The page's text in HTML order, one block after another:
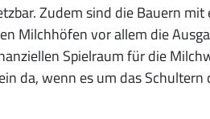
Zudem sind die Bauern
Milchhöfen vor allem die
Spielraum für die
da, wenn es um das Schultern